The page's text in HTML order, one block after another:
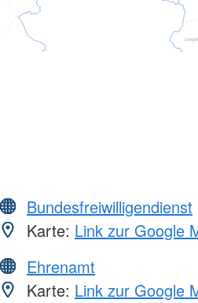
Bundesfreiwilligendienst
Karte: Link zur Google
Ehrenamt
Karte: Link zur Google